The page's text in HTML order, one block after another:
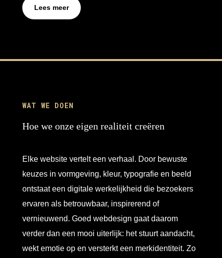
Lees meer
WAT WE DOEN
Hoe we onze eigen realiteit creëren
Elke website vertelt een verhaal. Door bewuste
keuzes in vormgeving, kleur, typografie en beeld
ontstaat een digitale werkelijkheid die bezoekers
ervaren als betrouwbaar, inspirerend of
vernieuwend. Goed webdesign gaat daarom
verder dan een mooi uiterlijk: het stuurt aandacht,
wekt emotie op en versterkt een merkidentiteit. Zo